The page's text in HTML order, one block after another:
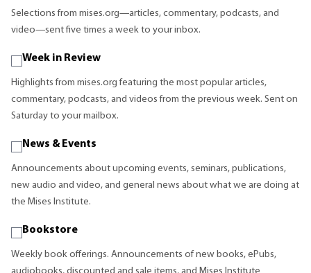
Selections from mises.org—articles, commentary, podcasts, and
video—sent five times a week to your inbox.
Week in Review
Highlights from mises.org featuring the most popular articles,
commentary, podcasts, and videos from the previous week. Sent on
Saturday to your mailbox.
News & Events
Announcements about upcoming events, seminars, publications,
new audio and video, and general news about what we are doing at
the Mises Institute.
Bookstore
Weekly book offerings. Announcements of new books, ePubs,